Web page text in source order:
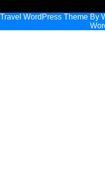
Travel WordPress Theme